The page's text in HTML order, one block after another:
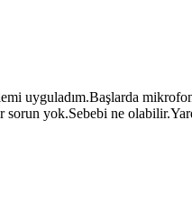
uyguladım.Başlarda
yok.Sebebi ne